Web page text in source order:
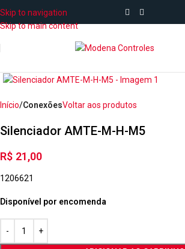
Skip to navigation
Skip to main content
Início ConexõesVoltar aos produtos
Silenciador AMTE-M-H-M5
R$ 21,00
1206621
Disponível por encomenda